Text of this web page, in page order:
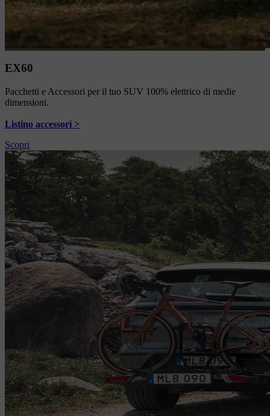
EX60
Pacchetti e Accessori per il tuo SUV 100% elettrico di medie
dimensioni.
Listino accessori >
Scopri